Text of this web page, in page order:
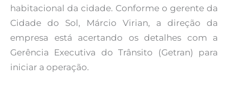
habitacional da cidade. Conforme o gerente da
Cidade do Sol, Márcio Virian, a direção da
empresa está acertando os detalhes com a
Gerência Executiva do Trânsito (Getran) para
iniciar a operação.